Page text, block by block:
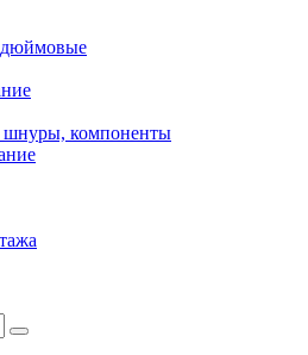
шнуры, компоненты